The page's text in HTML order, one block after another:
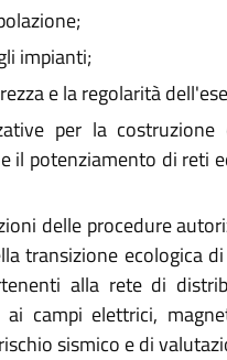
impianti;
e la regolarità
per la
il potenziamento di reti
delle procedure
transizione
alla rete di
campi elettrici,
sismico e di